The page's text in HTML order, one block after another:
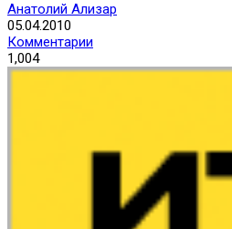
Анатолий Ализар
05.04.2010
Комментарии
1,004